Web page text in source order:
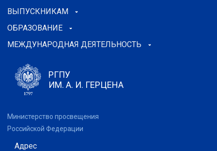
ВЫПУСКНИКАМ
ОБРАЗОВАНИЕ
МЕЖДУНАРОДНАЯ ДЕЯТЕЛЬНОСТЬ
РГПУ
ИМ. А. И. ГЕРЦЕНА
Министерство просвещения
Российской Федерации
Адрес